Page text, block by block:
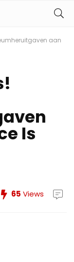
aan
Is
65 Views